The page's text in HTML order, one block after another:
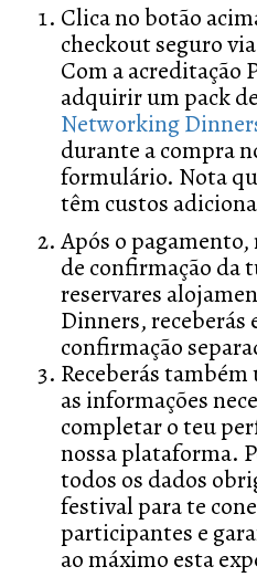
Clica no botão
checkout seguro
Com a acreditação
adquirir um pack
Networking
durante a compra
formulário. Nota
têm custos
Após o
de confirmação da
reservares
Dinners, receberás
confirmação
Receberás
as informações
completar o teu
nossa plataforma.
todos os dados
festival para te
participantes e
ao máximo esta